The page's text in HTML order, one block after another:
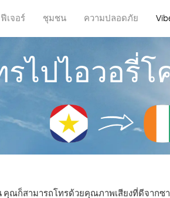
ฟีเจอร์ ชุมชน ความปลอดภัย
ไปไอวอรี่
ณก็สามารถโทรด้วยคุณภาพเสียงที่ดีจากซา